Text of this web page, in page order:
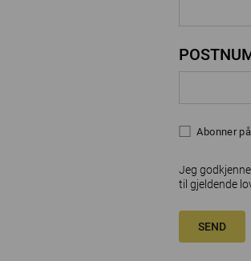
Abonner
Jeg
til gjeldende
SEND